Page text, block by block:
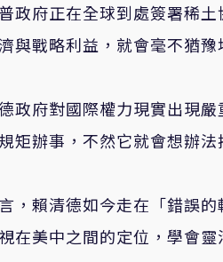
政府正在全球到處簽署稀
與戰略利益，就會毫不猶豫
政府對國際權力現實出現
矩辦事，不然它就會想辦法
，賴清德如今走在「錯誤
在美中之間的定位，學會